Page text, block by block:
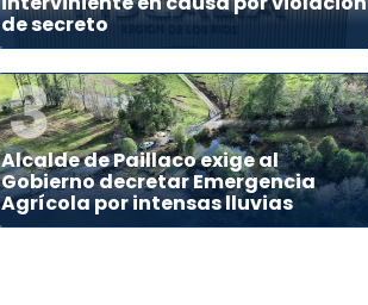
de secreto
3
Alcalde de Paillaco exige al
Gobierno decretar Emergencia
Agrícola por intensas lluvias